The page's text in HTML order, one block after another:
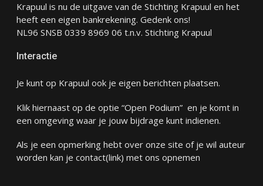
Krapuul is nu de uitgave van de Stichting Krapuul en het
heeft een eigen bankrekening. Gedenk ons!
NL96 SNSB 0339 8969 06 t.n.v. Stichting Krapuul
Interactie
Je kunt op Krapuul ook je eigen berichten plaatsen.
Klik hiernaast op de optie “Open Podium” en je komt in
een omgeving waar je jouw bijdrage kunt indienen.
Als je een opmerking hebt over onze site of je wil auteur
worden kan je contact(link) met ons opnemen